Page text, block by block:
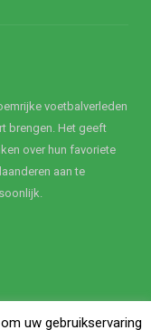
voetbalverleden
brengen. Het geeft
over hun favoriete
aan te
uw gebruikservaring